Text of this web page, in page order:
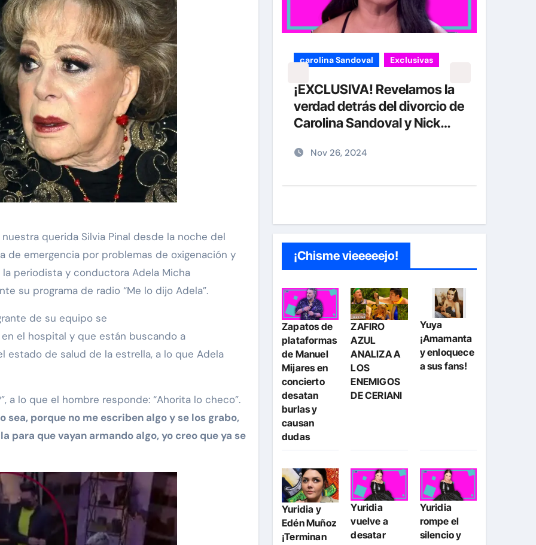
querida Silvia Pinal desde la noche del
de emergencia por problemas de oxigenación y
periodista y conductora Adela Micha
su programa de radio “Me lo dijo Adela”.
de su equipo se
el hospital y que están buscando a
estado de salud de la estrella, a lo que Adela
a lo que el hombre responde: “Ahorita lo checo”.
sea, porque no me escriben algo y se los grabo,
para que vayan armando algo, yo creo que ya se
de
Exclusivas
Silvia Pinal
Uncategorized
Entre lágrimas, asistente de
Silvia Pinal revela nuevos
detalles sobre su salud
Nov 27, 2024
carolina Sandoval Exclusivas
¡EXCLUSIVA! Revelamos la
verdad detrás del divorcio de
Carolina Sandoval y Nick
Nov 26, 2024
¡Chisme vieeeeejo!
Zapatos de
plataformas
de Manuel
Mijares en
concierto
desatan
burlas y
causan
dudas
ZAFIRO
AZUL
ANALIZA A
LOS
ENEMIGOS
DE CERIANI
Yuya
¡Amamanta
y enloquece
a sus fans!
Yuridia y
Edén Muñoz
¡Terminan
Yuridia
vuelve a
desatar
Yuridia
rompe el
silencio y